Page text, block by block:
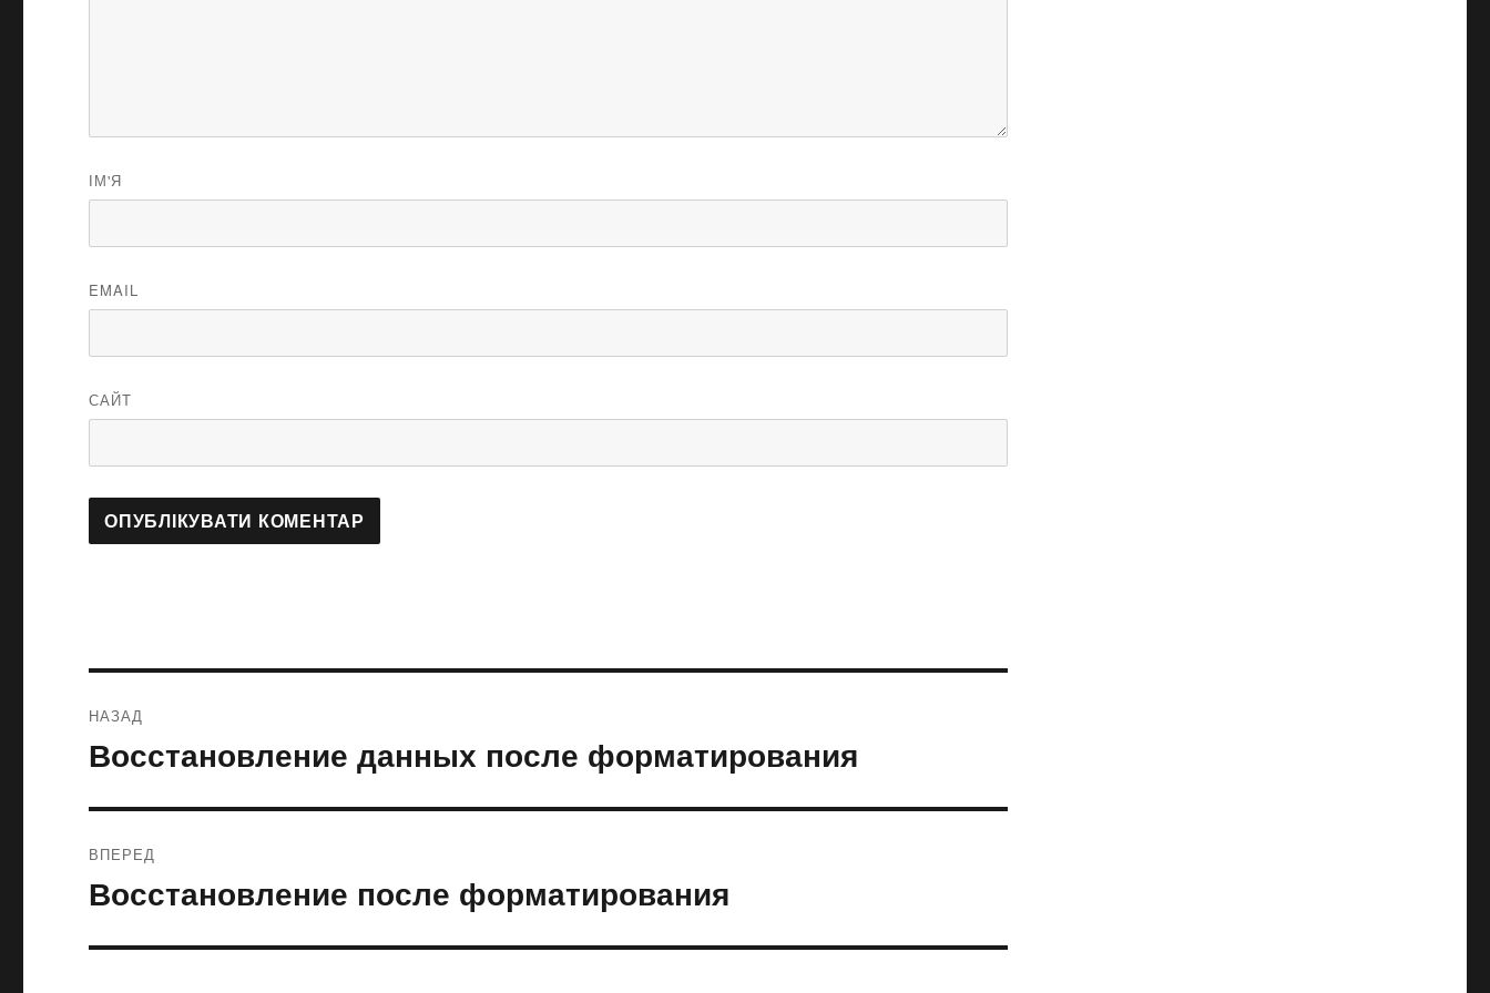
ІМ'Я
EMAIL
САЙТ
НАЗАД
Восстановление данных после форматирования
ВПЕРЕД
Восстановление после форматирования